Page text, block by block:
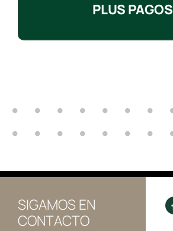
PLUS PAGOS
SIGAMOS EN
CONTACTO